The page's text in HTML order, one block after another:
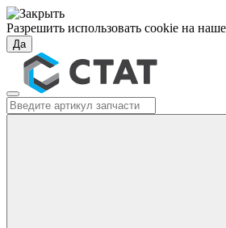
Разрешить использовать cookie на
Да